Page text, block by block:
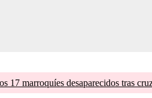
17 marroquíes desaparecidos tras